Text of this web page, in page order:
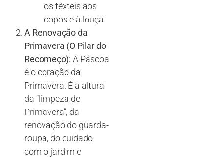
os têxteis aos
copos e à louça.
A Renovação da
Primavera (O Pilar do
Recomeço): A Páscoa
é o coração da
Primavera. É a altura
da “limpeza de
Primavera”, da
renovação do guarda-
roupa, do cuidado
com o jardim e